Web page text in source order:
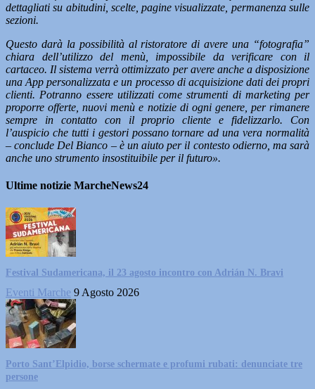
dettagliati su abitudini, scelte, pagine visualizzate, permanenza sulle
sezioni.
Questo darà la possibilità al ristoratore di avere una “fotografia”
chiara dell’utilizzo del menù, impossibile da verificare con il
cartaceo. Il sistema verrà ottimizzato per avere anche a disposizione
una App personalizzata e un processo di acquisizione dati dei propri
clienti. Potranno essere utilizzati come strumenti di marketing per
proporre offerte, nuovi menù e notizie di ogni genere, per rimanere
sempre in contatto con il proprio cliente e fidelizzarlo. Con
l’auspicio che tutti i gestori possano tornare ad una vera normalità
– conclude Del Bianco – è un aiuto per il contesto odierno, ma sarà
anche uno strumento insostituibile per il futuro».
Ultime notizie MarcheNews24
Festival Sudamericana, il 23 agosto incontro con Adrián N. Bravi
Eventi Marche 9 Agosto 2026
Porto Sant’Elpidio, borse schermate e profumi rubati: denunciate tre
persone